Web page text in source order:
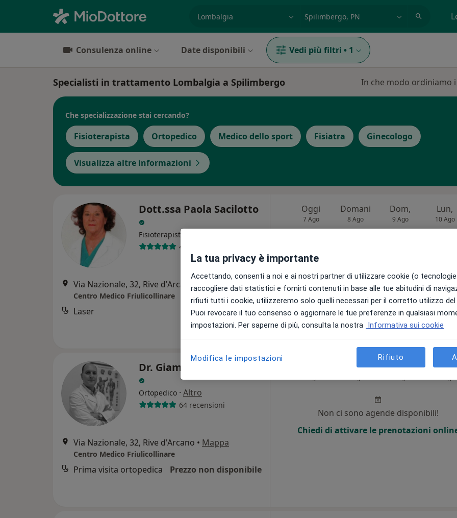
Consulenza online Date disponibili Vedi più filtri • 1
Specialisti in trattamento Lombalgia a Spilimbergo In che modo ordiniamo
Che specializzazione stai cercando?
Fisioterapista Ortopedico Medico dello sport Fisiatra Ginecologo
Visualizza altre informazioni
Dott.ssa Paola Sacilotto
Fisioterapista
41 recensioni
Via Nazionale, 32, Rive d'Arcano • Mappa
Centro Medico Friulicollinare
Laser 30 €
Oggi
7 Ago
Domani
8 Ago
Dom,
9 Ago
Lun,
10 Ago
Non ci sono agende disponibili!
Chiedi di attivare le prenotazioni online
Dr. Giampiero Palomes
Ortopedico · Altro
64 recensioni
Via Nazionale, 32, Rive d'Arcano • Mappa
Centro Medico Friulicollinare
Prima visita ortopedica Prezzo non disponibile
Domani Dom, Lun,
Non ci sono agende disponibili!
Chiedi di attivare le prenotazioni
La tua privacy è importante
Accettando, consenti a noi e ai nostri partner di utilizzare cookie (o
raccogliere dati statistici e fornirti contenuti in base alle tue abitudini di
rifiuti tutti i cookie, utilizzeremo solo quelli necessari per il corretto utilizzo
Puoi revocare il tuo consenso o aggiornare le tue preferenze in qualsiasi
impostazioni. Per saperne di più, consulta la nostra Informativa sui cookie
Modifica le impostazioni Rifiuto